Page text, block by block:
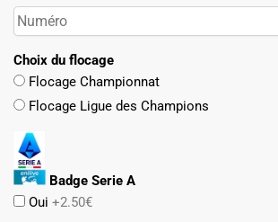
Choix du flocage
Flocage Championnat
Flocage Ligue des Champions
Badge Serie A
Oui +2.50€